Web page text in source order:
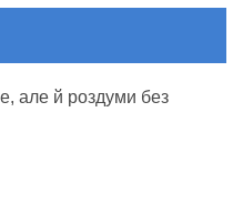
але й роздуми без